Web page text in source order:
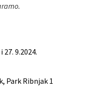
27. 9.2024.
Park Ribnjak 1